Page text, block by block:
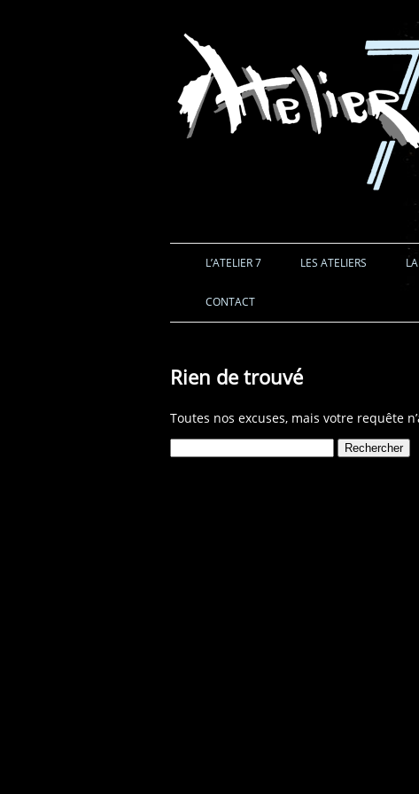
L’ATELIER 7 LES ATELIERS
CONTACT
Rien de trouvé
Toutes nos excuses, mais votre requête